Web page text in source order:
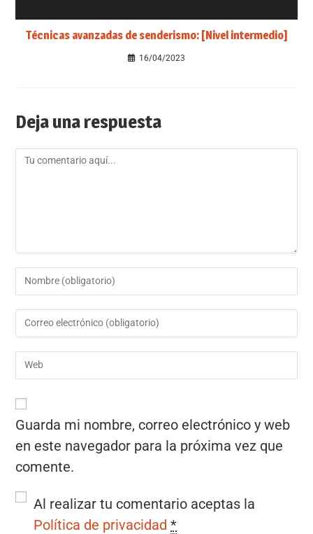
Técnicas avanzadas de senderismo: [Nivel intermedio]
16/04/2023
Deja una respuesta
Guarda mi nombre, correo electrónico y web
en este navegador para la próxima vez que
comente.
Al realizar tu comentario aceptas la
Política de privacidad *